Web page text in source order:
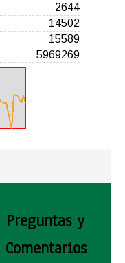
2644
14502
15589
5969269
Preguntas y
Comentarios